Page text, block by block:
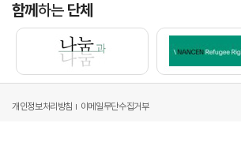
함께하는 단체
개인정보처리방침 이메일무단수집거부